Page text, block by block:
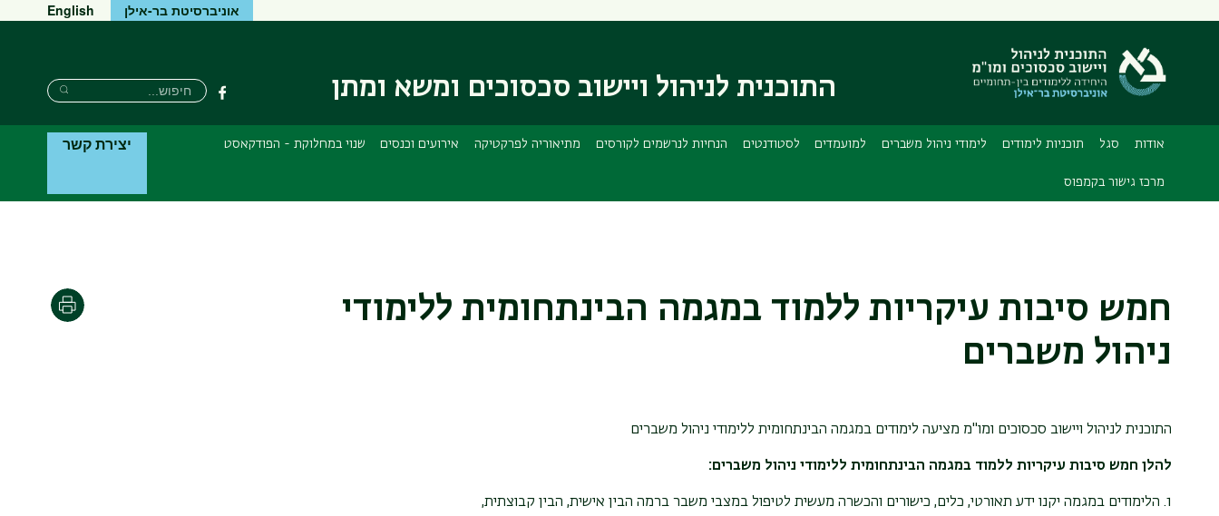
ראשי
תפריט
אוניברסיטת בר-אילן English
התוכנית לניהול ויישוב סכסוכים ומשא ומתן פייסבוק
חיפוש
חיפוש
חיפוש
אודות סגל תוכניות לימודים לימודי ניהול משברים למועמדים לסטודנטים הנחיות לנרשמים לקורסים מתיאוריה לפרקטיקה אירועים וכנסים שנוי במחלוקת - הפודקאסט
מרכז גישור בקמפוס
יצירת קשר
חמש סיבות עיקריות ללמוד במגמה הבינתחומית ללימודי
ניהול משברים
הדפסה
התוכנית לניהול ויישוב סכסוכים ומו"מ מציעה לימודים במגמה הבינתחומית ללימודי ניהול משברים
להלן חמש סיבות עיקריות ללמוד במגמה הבינתחומית ללימודי ניהול משברים:
1. הלימודים במגמה יקנו ידע תאורטי, כלים, כישורים והכשרה מעשית לטיפול במצבי משבר ברמה הבין אישית, הבין קבוצתית,